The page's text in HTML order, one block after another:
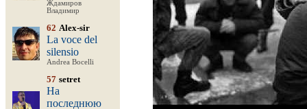
Ждамиров
Владимир
62 Alex-sir
La voce del
silensio
Andrea Bocelli
57 setret
На
последнюю